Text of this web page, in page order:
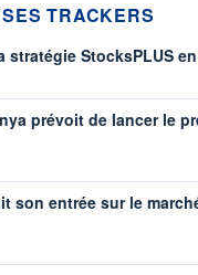
TRACKERS
stratégie StocksPLUS
prévoit de lancer le
son entrée sur le